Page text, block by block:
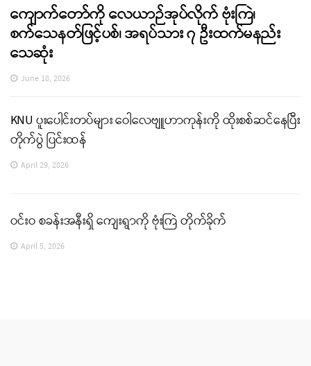
ကျောက်တော်ကို လေယာဉ်အုပ်လိုက် ဗုံးကြဲ၊
စက်သေနတ်ဖြင့်ပစ်၊ အရပ်သား ၇ ဦးထက်မနည်း
သေဆုံး
June 18, 2026
KNU ပူးပေါင်းတပ်များ ဝေါလေဗျူဟာကုန်းကို ထိုးစစ်ဆင်နေပြီး
တိုက်ပွဲ ပြင်းထန်
April 29, 2026
ဝင်းဝ စခန်းအနီးရှိ ကျေးရွာကို ဗုံးကြဲ တိုက်ခိုက်
April 5, 2026